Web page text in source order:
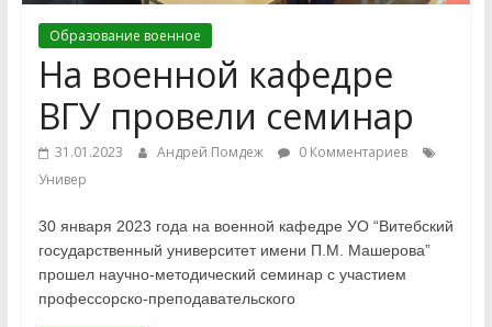
Образование военное
На военной кафедре
ВГУ провели семинар
31.01.2023 Андрей Помдеж
0 Комментариев
Универ
30 января 2023 года на военной кафедре УО “Витебский
государственный университет имени П.М. Машерова”
прошел научно-методический семинар с участием
профессорско-преподавательского